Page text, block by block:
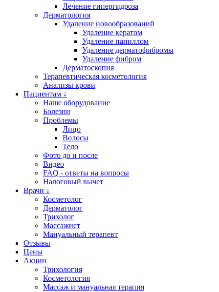
Лечение гипергидроза
Дерматология
Удаление новообразований
Удаление кератом
Удаление папиллом
Удаление дерматофибромы
Удаление фибром
Дерматоскопия
Терапевтическая косметология
Анализы крови
Пациентам ↓
Наше оборудование
Болезни
Проблемы
Лицо
Волосы
Тело
Фото до и после
Видео
FAQ - ответы на вопросы
Налоговый вычет
Врачи ↓
Косметолог
Дерматолог
Трихолог
Массажист
Мануальный терапевт
Отзывы
Цены
Акции
Трихология
Косметология
Массаж и мануальная терапия